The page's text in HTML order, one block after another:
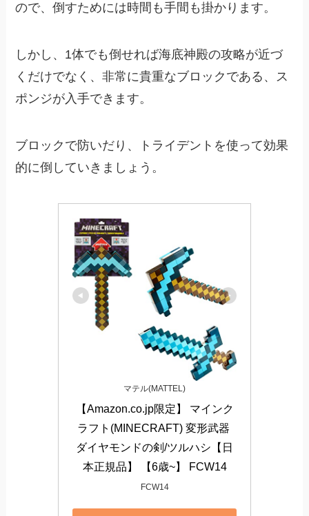
ので、倒すためには時間も手間も掛かります。
しかし、1体でも倒せれば海底神殿の攻略が近づ
くだけでなく、非常に貴重なブロックである、ス
ポンジが入手できます。
ブロックで防いだり、トライデントを使って効果
的に倒していきましょう。
マテル(MATTEL)
【Amazon.co.jp限定】 マインク
ラフト(MINECRAFT) 変形武器
ダイヤモンドの剣/ツルハシ【日
本正規品】 【6歳~】 FCW14
FCW14